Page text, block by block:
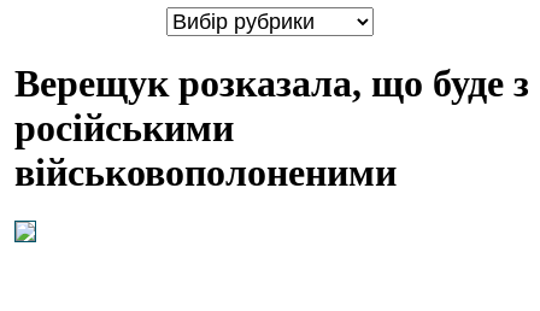
Верещук розказала, що буде з
російськими
військовополоненими